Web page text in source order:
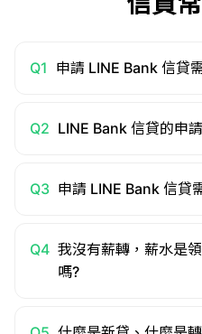
Q1 申請 LINE Bank 信貸
Q2 LINE Bank 信貸的申
Q3 申請 LINE Bank 信貸
Q4 我沒有薪轉，薪水是
嗎?